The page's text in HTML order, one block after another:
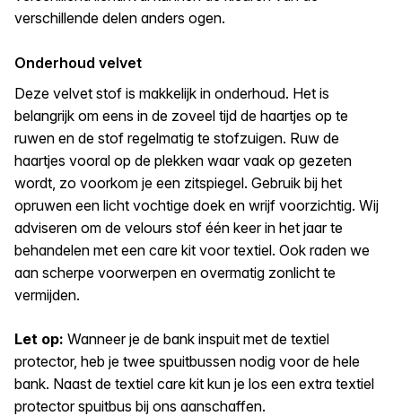
verschillende delen anders ogen.
Onderhoud velvet
Deze velvet stof is makkelijk in onderhoud. Het is
belangrijk om eens in de zoveel tijd de haartjes op te
ruwen en de stof regelmatig te stofzuigen. Ruw de
haartjes vooral op de plekken waar vaak op gezeten
wordt, zo voorkom je een zitspiegel. Gebruik bij het
opruwen een licht vochtige doek en wrijf voorzichtig. Wij
adviseren om de velours stof één keer in het jaar te
behandelen met een care kit voor textiel. Ook raden we
aan scherpe voorwerpen en overmatig zonlicht te
vermijden.
Let op: Wanneer je de bank inspuit met de textiel
protector, heb je twee spuitbussen nodig voor de hele
bank. Naast de textiel care kit kun je los een extra textiel
protector spuitbus bij ons aanschaffen.